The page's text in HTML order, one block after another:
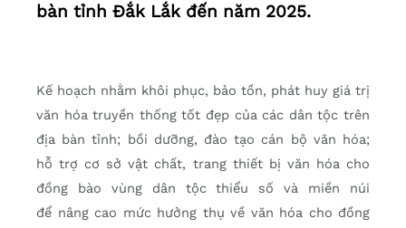
bàn tỉnh Đắk Lắk đến năm 2025.
Kế hoạch nhằm khôi phục, bảo tồn, phát huy giá trị
văn hóa truyền thống tốt đẹp của các dân tộc trên
địa bàn tỉnh; bồi dưỡng, đào tạo cán bộ văn hóa;
hỗ trợ cơ sở vật chất, trang thiết bị văn hóa cho
đồng bào vùng dân tộc thiểu số và miền núi
để nâng cao mức hưởng thụ về văn hóa cho đồng